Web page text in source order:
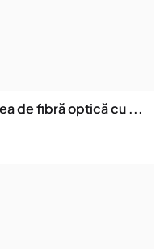
de fibră optică cu ...